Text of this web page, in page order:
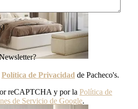
Política de Privacidad de Pacheco's.
reCAPTCHA y por la Política de
de Servicio de Google.